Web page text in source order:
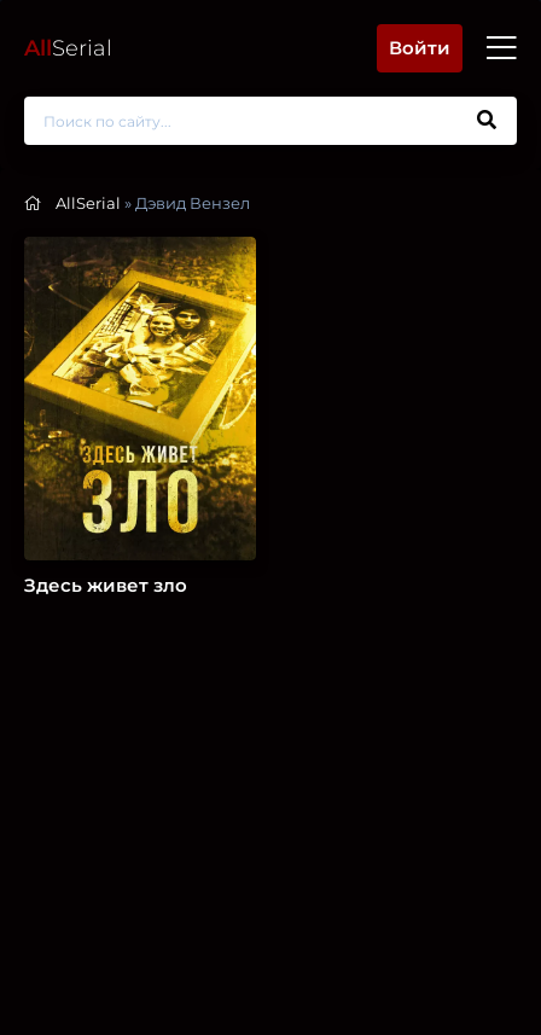
AllSerial Войти
AllSerial » Дэвид Вензел
Здесь живет зло